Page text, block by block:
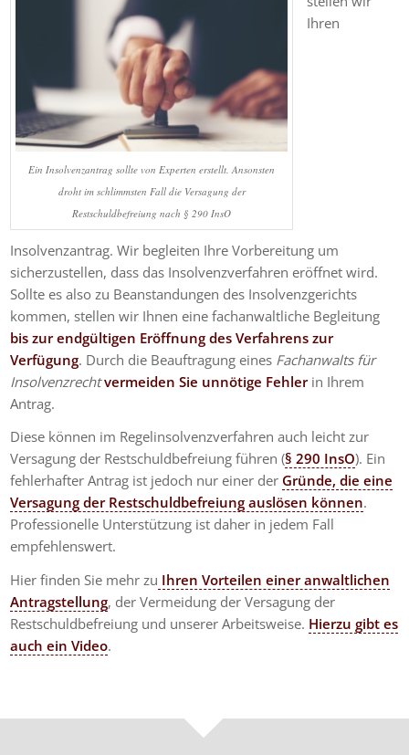
Ein Insolvenzantrag sollte von Experten erstellt. Ansonsten
droht im schlimmsten Fall die Versagung der
Restschuldbefreiung nach § 290 InsO
Ihren
Insolvenzantrag. Wir begleiten Ihre Vorbereitung um
sicherzustellen, dass das Insolvenzverfahren eröffnet wird.
Sollte es also zu Beanstandungen des Insolvenzgerichts
kommen, stellen wir Ihnen eine fachanwaltliche Begleitung
bis zur endgültigen Eröffnung des Verfahrens zur
Verfügung. Durch die Beauftragung eines Fachanwalts für
Insolvenzrecht vermeiden Sie unnötige Fehlerin Ihrem
Antrag.
Diese können im Regelinsolvenzverfahren auch leicht zur
Versagung der Restschuldbefreiung führen (§ 290 InsO). Ein
fehlerhafter Antrag ist jedoch nur einer der Gründe, die eine
Versagung der Restschuldbefreiung auslösen können.
Professionelle Unterstützung ist daher in jedem Fall
empfehlenswert.
Hier finden Sie mehr zu Ihren Vorteilen einer anwaltlichen
Antragstellung, der Vermeidung der Versagung der
Restschuldbefreiung und unserer Arbeitsweise. Hierzu gibt es
auch ein Video.